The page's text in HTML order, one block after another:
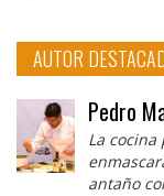
AUTOR
Pedro
La
antaño